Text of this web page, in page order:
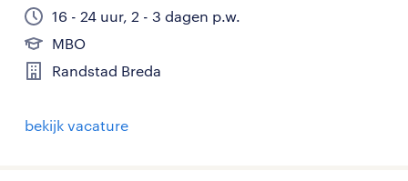
16 - 24 uur, 2 - 3 dagen p.w.
MBO
Randstad Breda
bekijk vacature